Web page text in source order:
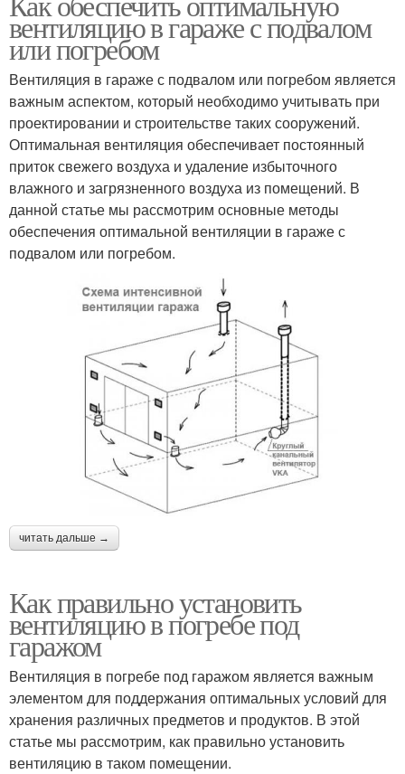
вентиляцию в гараже с подвалом
или погребом
Вентиляция в гараже с подвалом или погребом является
важным аспектом, который необходимо учитывать при
проектировании и строительстве таких сооружений.
Оптимальная вентиляция обеспечивает постоянный
приток свежего воздуха и удаление избыточного
влажного и загрязненного воздуха из помещений. В
данной статье мы рассмотрим основные методы
обеспечения оптимальной вентиляции в гараже с
подвалом или погребом.
читать дальше →
Как правильно установить
вентиляцию в погребе под
гаражом
Вентиляция в погребе под гаражом является важным
элементом для поддержания оптимальных условий для
хранения различных предметов и продуктов. В этой
статье мы рассмотрим, как правильно установить
вентиляцию в таком помещении.